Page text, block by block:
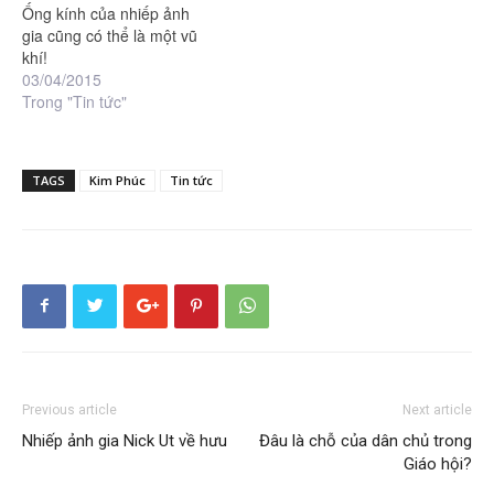
Ống kính của nhiếp ảnh
gia cũng có thể là một vũ
khí!
03/04/2015
Trong "Tin tức"
TAGS Kim Phúc Tin tức
Previous article
Nhiếp ảnh gia Nick Ut về hưu
Next article
Đâu là chỗ của dân chủ trong
Giáo hội?